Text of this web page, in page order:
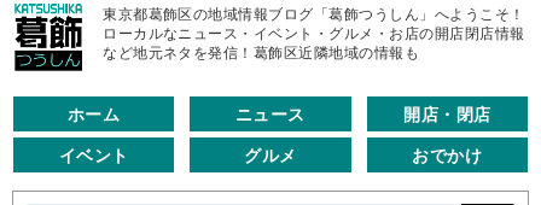
東京都葛飾区の地域情報ブログ「葛飾つうしん」へようこそ！
ローカルなニュース・イベント・グルメ・お店の開店閉店情報
など地元ネタを発信！葛飾区近隣地域の情報も
ホーム ニュース 開店・閉店
イベント グルメ おでかけ